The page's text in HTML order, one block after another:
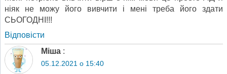
ніяк не можу його вивчити і мені треба його здати
СЬОГОДНІ!!!
Відповіcти
Міша :
05.12.2021 о 15:40